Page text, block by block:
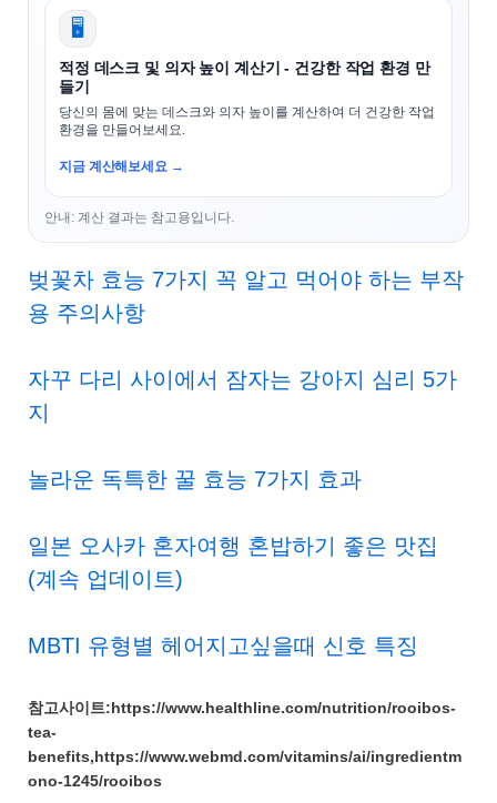
🖥️
적정 데스크 및 의자 높이 계산기 - 건강한 작업 환경 만
들기
당신의 몸에 맞는 데스크와 의자 높이를 계산하여 더 건강한 작업
환경을 만들어보세요.
지금 계산해보세요 →
안내: 계산 결과는 참고용입니다.
벚꽃차 효능 7가지 꼭 알고 먹어야 하는 부작
용 주의사항
자꾸 다리 사이에서 잠자는 강아지 심리 5가
지
놀라운 독특한 꿀 효능 7가지 효과
일본 오사카 혼자여행 혼밥하기 좋은 맛집
(계속 업데이트)
MBTI 유형별 헤어지고싶을때 신호 특징
참고사이트:https://www.healthline.com/nutrition/rooibos-
tea-
benefits,https://www.webmd.com/vitamins/ai/ingredientm
ono-1245/rooibos